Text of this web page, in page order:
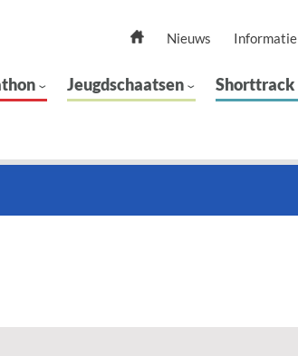
Nieuws Informatie
Jeugdschaatsen Shorttrack